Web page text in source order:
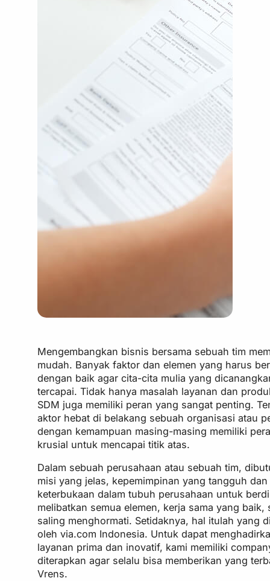
Mengembangkan bisnis bersama sebuah tim
mudah. Banyak faktor dan elemen yang harus
dengan baik agar cita-cita mulia yang
tercapai. Tidak hanya masalah layanan dan
SDM juga memiliki peran yang sangat penting.
aktor hebat di belakang sebuah organisasi atau
dengan kemampuan masing-masing memiliki
krusial untuk mencapai titik atas.
Dalam sebuah perusahaan atau sebuah tim,
misi yang jelas, kepemimpinan yang tangguh
keterbukaan dalam tubuh perusahaan untuk
melibatkan semua elemen, kerja sama yang baik,
saling menghormati. Setidaknya, hal itulah yang
oleh via.com Indonesia. Untuk dapat
layanan prima dan inovatif, kami memiliki
diterapkan agar selalu bisa memberikan yang
Vrens.